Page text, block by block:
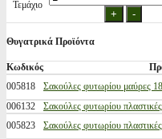
Τεμάχιο
Θυγατρικά Προϊόντα
Κωδικός
005818
Σακούλες φυτωρίου μαύρες
006132
Σακούλες φυτωρίου
005823
Σακούλες φυτωρίου